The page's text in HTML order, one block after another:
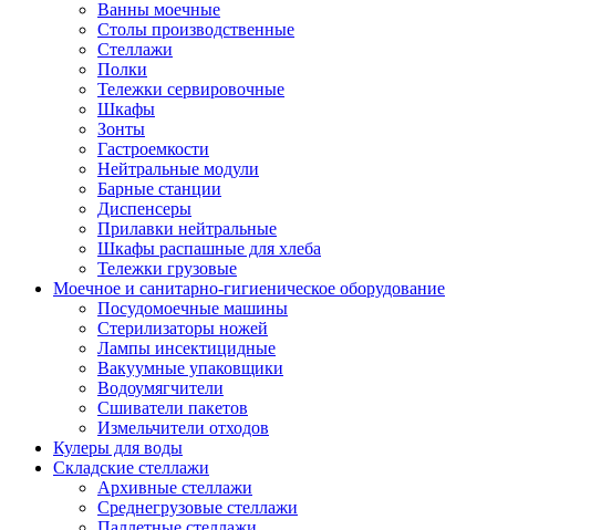
Ванны моечные
Столы производственные
Стеллажи
Полки
Тележки сервировочные
Шкафы
Зонты
Гастроемкости
Нейтральные модули
Барные станции
Диспенсеры
Прилавки нейтральные
Шкафы распашные для хлеба
Тележки грузовые
Моечное и санитарно-гигиеническое оборудование
Посудомоечные машины
Стерилизаторы ножей
Лампы инсектицидные
Вакуумные упаковщики
Водоумягчители
Сшиватели пакетов
Измельчители отходов
Кулеры для воды
Складские стеллажи
Архивные стеллажи
Среднегрузовые стеллажи